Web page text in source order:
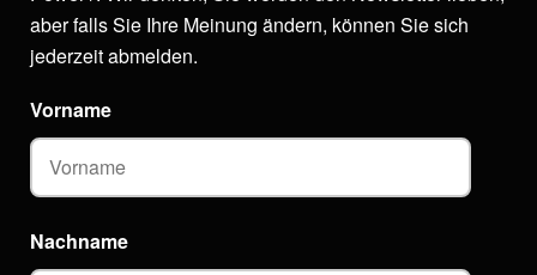
aber falls Sie Ihre Meinung ändern, können Sie sich
jederzeit abmelden.
Vorname
Nachname